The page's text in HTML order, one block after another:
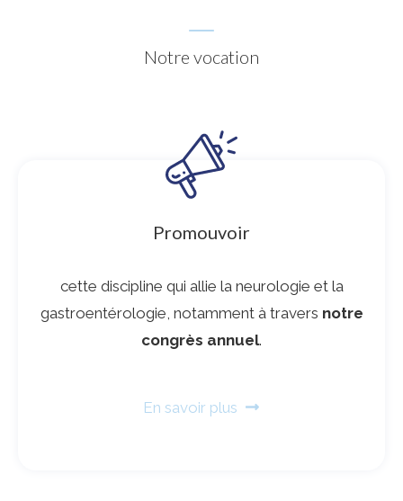
Notre vocation
Promouvoir
cette discipline qui allie la neurologie et la
gastroentérologie, notamment à travers notre
congrès annuel.
En savoir plus